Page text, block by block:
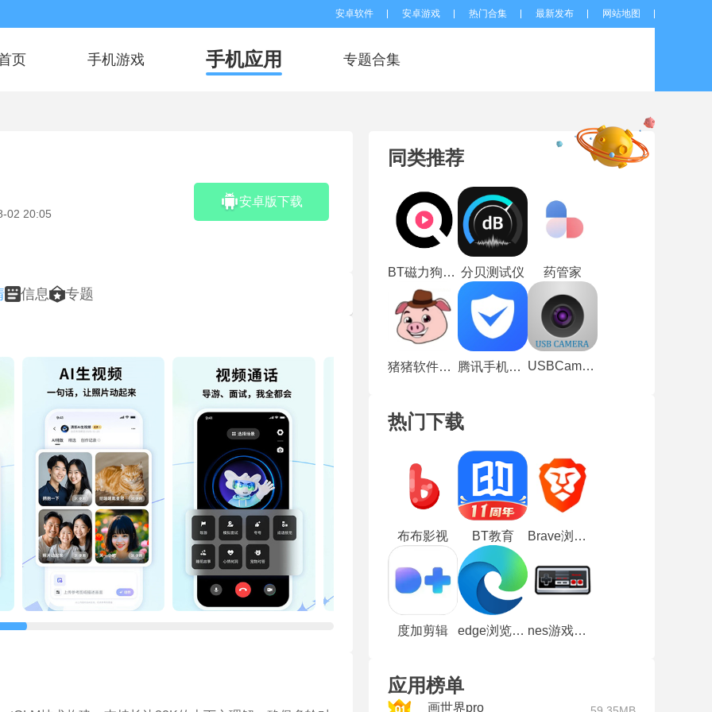
安卓软件 安卓游戏 热门合集 最新发布 网站地图
页 手机游戏 手机应用 专题合集
02 20:05
安卓版下载
信息 专题
同类推荐
BT磁力狗搜索引擎 分贝测试仪 药管家
猪猪软件库2.6 腾讯手机连接助手 USBCamera
热门下载
布布影视 BT教育 Brave浏览器
度加剪辑 edge浏览器手机版 nes游戏中心
应用榜单
画世界pro